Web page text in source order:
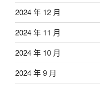
2024 年 12 月
2024 年 11 月
2024 年 10 月
2024 年 9 月